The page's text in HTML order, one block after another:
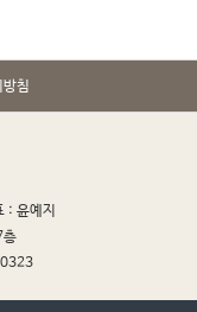
침
: 윤예지
층